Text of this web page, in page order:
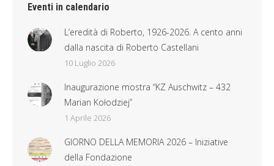
Eventi in calendario
L’eredità di Roberto, 1926-2026. A cento anni
dalla nascita di Roberto Castellani
10 Luglio 2026
Inaugurazione mostra “KZ Auschwitz – 432
Marian Kołodziej”
1 Aprile 2026
GIORNO DELLA MEMORIA 2026 – Iniziative
della Fondazione